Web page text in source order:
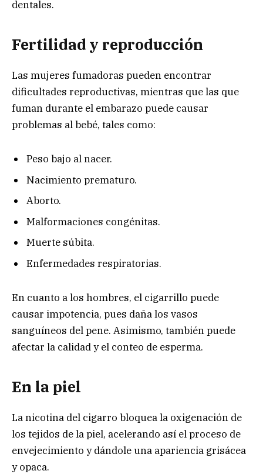
dentales.
Fertilidad y reproducción
Las mujeres fumadoras pueden encontrar
dificultades reproductivas, mientras que las que
fuman durante el embarazo puede causar
problemas al bebé, tales como:
Peso bajo al nacer.
Nacimiento prematuro.
Aborto.
Malformaciones congénitas.
Muerte súbita.
Enfermedades respiratorias.
En cuanto a los hombres, el cigarrillo puede
causar impotencia, pues daña los vasos
sanguíneos del pene. Asimismo, también puede
afectar la calidad y el conteo de esperma.
En la piel
La nicotina del cigarro bloquea la oxigenación de
los tejidos de la piel, acelerando así el proceso de
envejecimiento y dándole una apariencia grisácea
y opaca.